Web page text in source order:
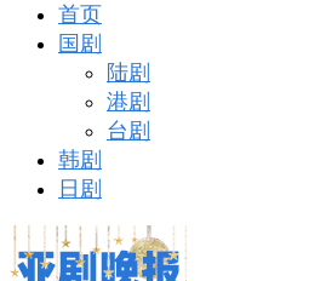
首页
国剧
陆剧
港剧
台剧
韩剧
日剧